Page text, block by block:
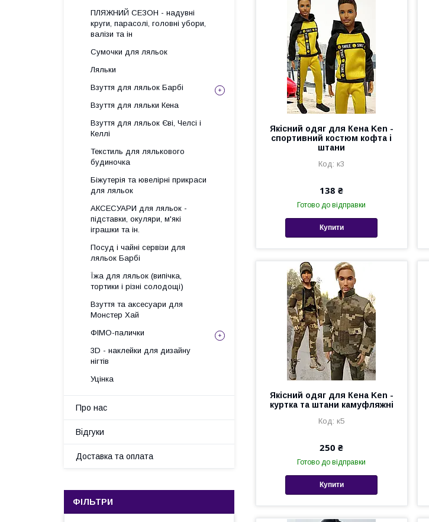
Якісний одяг для Кена Ken -
спортивний костюм кофта і
штани
к3
138 ₴
Готово до відправки
Купити
Якісний одяг для Кена Ken -
куртка та штани камуфляжні
к5
250 ₴
Готово до відправки
Купити
ПЛЯЖНИЙ СЕЗОН - надувні
круги, парасолі, головні убори,
валізи та ін
Сумочки для ляльок
Ляльки
Взуття для ляльок Барбі
Взуття для ляльки Кена
Взуття для ляльок Єві, Челсі і
Келлі
Текстиль для лялькового
будиночка
Біжутерія та ювелірні прикраси
для ляльок
АКСЕСУАРИ для ляльок -
підставки, окуляри, м'які
іграшки та ін.
Посуд і чайні сервізи для
ляльок Барбі
Їжа для ляльок (випічка,
тортики і різні солодощі)
Взуття та аксесуари для
Монстер Хай
ФІМО-палички
3D - наклейки для дизайну
нігтів
Уцінка
Про нас
Відгуки
Доставка та оплата
ФІЛЬТРИ